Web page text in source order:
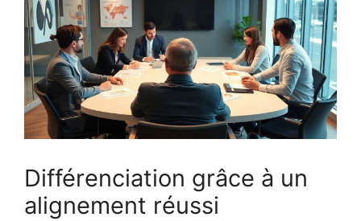
Différenciation grâce à un
alignement réussi